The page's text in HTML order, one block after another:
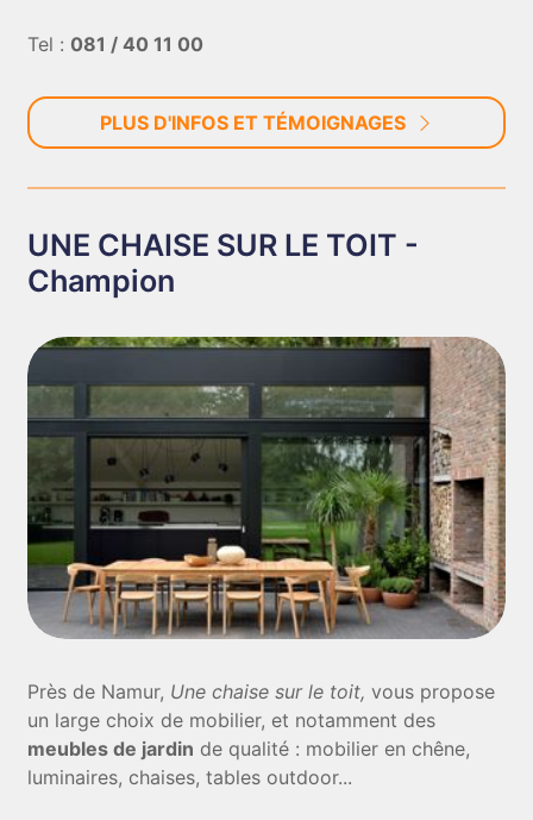
Tel : 081 / 40 11 00
PLUS D'INFOS ET TÉMOIGNAGES
UNE CHAISE SUR LE TOIT -
Champion
Près de Namur, Une chaise sur le toit,vous propose
un large choix de mobilier, et notamment des
meubles de jardin de qualité : mobilier en chêne,
luminaires, chaises, tables outdoor...